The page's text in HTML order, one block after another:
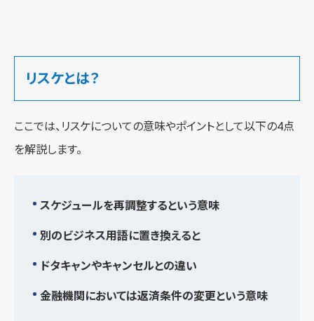
リスケとは？
ここでは、リスケについての意味やポイントとして以下の4点
を解説します。
スケジュールを再調整するという意味
別のビジネス用語に置き換えると
ドタキャンやキャンセルとの違い
金融機関においては返済条件の変更という意味